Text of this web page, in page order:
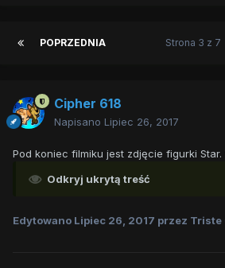
POPRZEDNIA Strona 3 z 7
Cipher 618
Napisano Lipiec 26, 2017
Pod koniec filmiku jest zdjęcie figurki
Odkryj ukrytą treść
Edytowano Lipiec 26, 2017 przez Triste